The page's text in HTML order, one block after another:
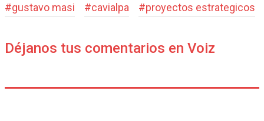
#gustavo masi #cavialpa #proyectos estrategicos
Déjanos tus comentarios en Voiz